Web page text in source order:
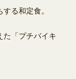
る和定食。
た「プチバイキ